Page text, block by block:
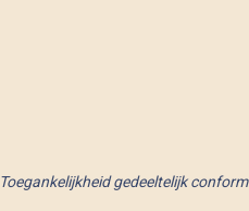
Toegankelijkheid gedeeltelijk conform